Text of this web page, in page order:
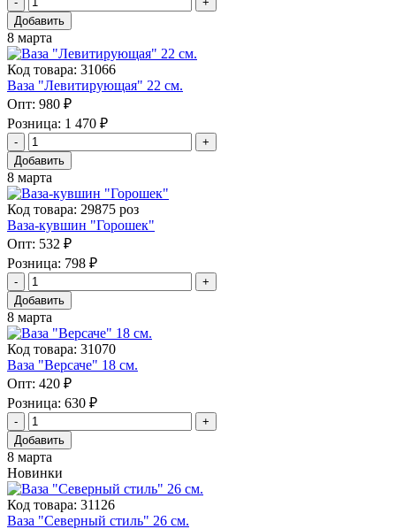
Добавить
8 марта
Код товара: 31066
Ваза "Левитирующая" 22 см.
Опт: 980 ₽
Розница: 1 470 ₽
Добавить
8 марта
Код товара: 29875 роз
Ваза-кувшин "Горошек"
Опт: 532 ₽
Розница: 798 ₽
Добавить
8 марта
Код товара: 31070
Ваза "Версаче" 18 см.
Опт: 420 ₽
Розница: 630 ₽
Добавить
8 марта
Новинки
Код товара: 31126
Ваза "Северный стиль" 26 см.